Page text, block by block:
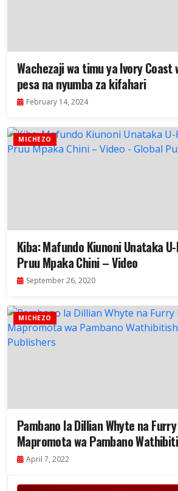
Wachezaji wa timu ya Ivory Coast
pesa na nyumba za kifahari
February 14, 2024
MICHEZO
Kiba: Mafundo Kiunoni Unataka
Pruu Mpaka Chini – Video
September 26, 2020
MICHEZO
Pambano la Dillian Whyte na
Mapromota wa Pambano
April 7, 2022